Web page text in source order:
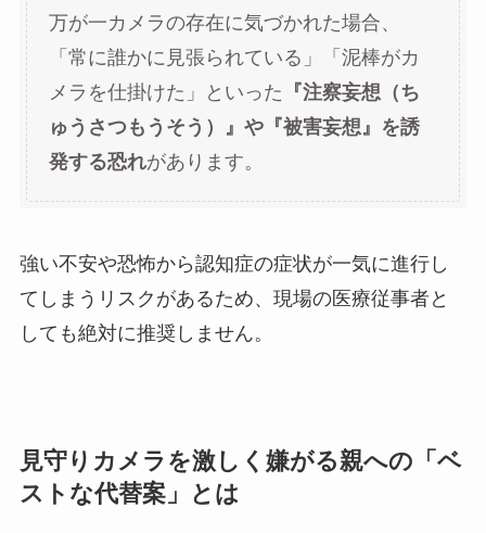
万が一カメラの存在に気づかれた場合、
「常に誰かに見張られている」「泥棒がカ
メラを仕掛けた」といった 『注察妄想（ち
ゅうさつもうそう）』や『被害妄想』を誘
発する恐れがあります。
強い不安や恐怖から認知症の症状が一気に進行し
てしまうリスクがあるため、現場の医療従事者と
しても絶対に推奨しません。
見守りカメラを激しく嫌がる親への「ベ
ストな代替案」とは